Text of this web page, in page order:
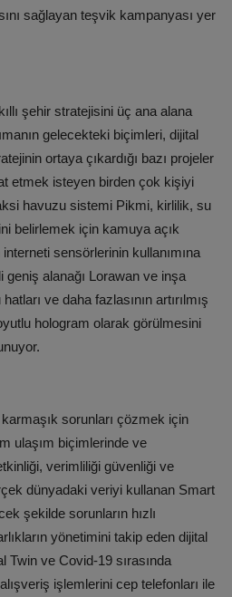
sağlayan teşvik kampanyası yer
şehir stratejisini üç ana alana
gelecekteki biçimleri, dijital
ortaya çıkardığı bazı projeler
etmek isteyen birden çok kişiyi
havuzu sistemi Pikmi, kirlilik, su
belirlemek için kamuya açık
sensörlerinin kullanımına
geniş alanağı Lorawan ve inşa
ve daha fazlasının artırılmış
hologram olarak görülmesini
sorunları çözmek için
ulaşım biçimlerinde ve
verimliliği güvenliği ve
dünyadaki veriyi kullanan Smart
şekilde sorunların hızlı
yönetimini takip eden dijital
Twin ve Covid-19 sırasında
işlemlerini cep telefonları ile